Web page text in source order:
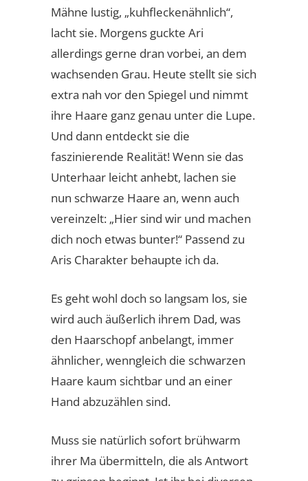
Mähne lustig, „kuhfleckenähnlich“,
lacht sie. Morgens guckte Ari
allerdings gerne dran vorbei, an dem
wachsenden Grau. Heute stellt sie sich
extra nah vor den Spiegel und nimmt
ihre Haare ganz genau unter die Lupe.
Und dann entdeckt sie die
faszinierende Realität! Wenn sie das
Unterhaar leicht anhebt, lachen sie
nun schwarze Haare an, wenn auch
vereinzelt: „Hier sind wir und machen
dich noch etwas bunter!“ Passend zu
Aris Charakter behaupte ich da.
Es geht wohl doch so langsam los, sie
wird auch äußerlich ihrem Dad, was
den Haarschopf anbelangt, immer
ähnlicher, wenngleich die schwarzen
Haare kaum sichtbar und an einer
Hand abzuzählen sind.
Muss sie natürlich sofort brühwarm
ihrer Ma übermitteln, die als Antwort